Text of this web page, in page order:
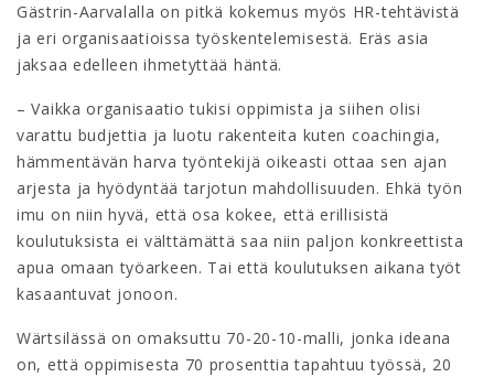
Gästrin-Aarvalalla on pitkä kokemus myös HR-tehtävistä
ja eri organisaatioissa työskentelemisestä. Eräs asia
jaksaa edelleen ihmetyttää häntä.
– Vaikka organisaatio tukisi oppimista ja siihen olisi
varattu budjettia ja luotu rakenteita kuten coachingia,
hämmentävän harva työntekijä oikeasti ottaa sen ajan
arjesta ja hyödyntää tarjotun mahdollisuuden. Ehkä työn
imu on niin hyvä, että osa kokee, että erillisistä
koulutuksista ei välttämättä saa niin paljon konkreettista
apua omaan työarkeen. Tai että koulutuksen aikana työt
kasaantuvat jonoon.
Wärtsilässä on omaksuttu 70-20-10-malli, jonka ideana
on, että oppimisesta 70 prosenttia tapahtuu työssä, 20